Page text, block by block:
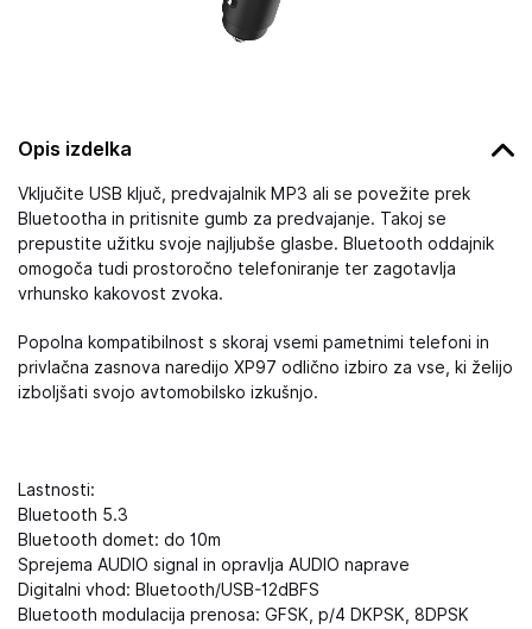
Opis izdelka
Vključite USB ključ, predvajalnik MP3 ali se povežite prek
Bluetootha in pritisnite gumb za predvajanje. Takoj se
prepustite užitku svoje najljubše glasbe. Bluetooth oddajnik
omogoča tudi prostoročno telefoniranje ter zagotavlja
vrhunsko kakovost zvoka.
Popolna kompatibilnost s skoraj vsemi pametnimi telefoni in
privlačna zasnova naredijo XP97 odlično izbiro za vse, ki želijo
izboljšati svojo avtomobilsko izkušnjo.
Lastnosti:
Bluetooth 5.3
Bluetooth domet: do 10m
Sprejema AUDIO signal in opravlja AUDIO naprave
Digitalni vhod: Bluetooth/USB-12dBFS
Bluetooth modulacija prenosa: GFSK, p/4 DKPSK, 8DPSK